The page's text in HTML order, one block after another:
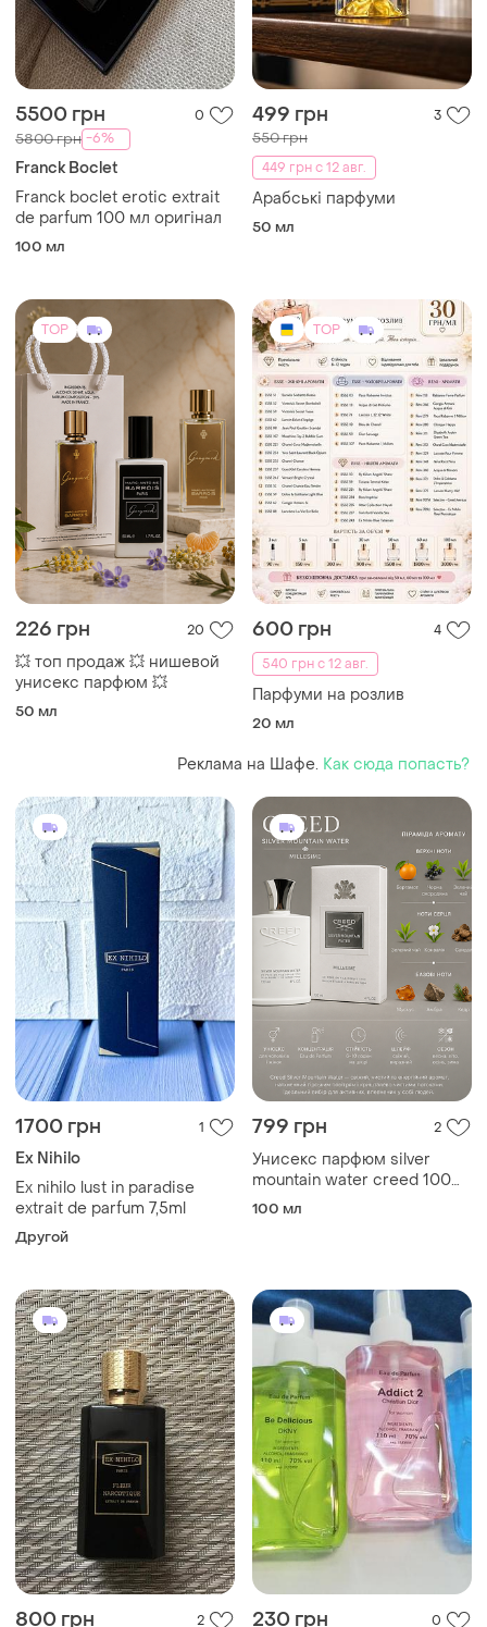
5500 грн 0
5800 грн -6%
Franck Boclet
Franck boclet erotic extrait
de parfum 100 мл оригінал
100 мл
499 грн 3
550 грн
449 грн с 12 авг.
Арабські парфуми
50 мл
TOP
226 грн 20
💥 топ продаж 💥 нишевой
унисекс парфюм 💥
50 мл
TOP
600 грн
4
540 грн с 12 авг.
Парфуми на розлив
20 мл
Реклама на Шафе. Как сюда попасть?
1700 грн 1
Ex Nihilo
Ex nihilo lust in paradise
extrait de parfum 7,5ml
Другой
799 грн 2
Унисекс парфюм silver
mountain water creed 100
мл
100 мл
800 грн 2 230 грн 0